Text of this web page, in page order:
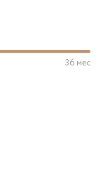
36 мес